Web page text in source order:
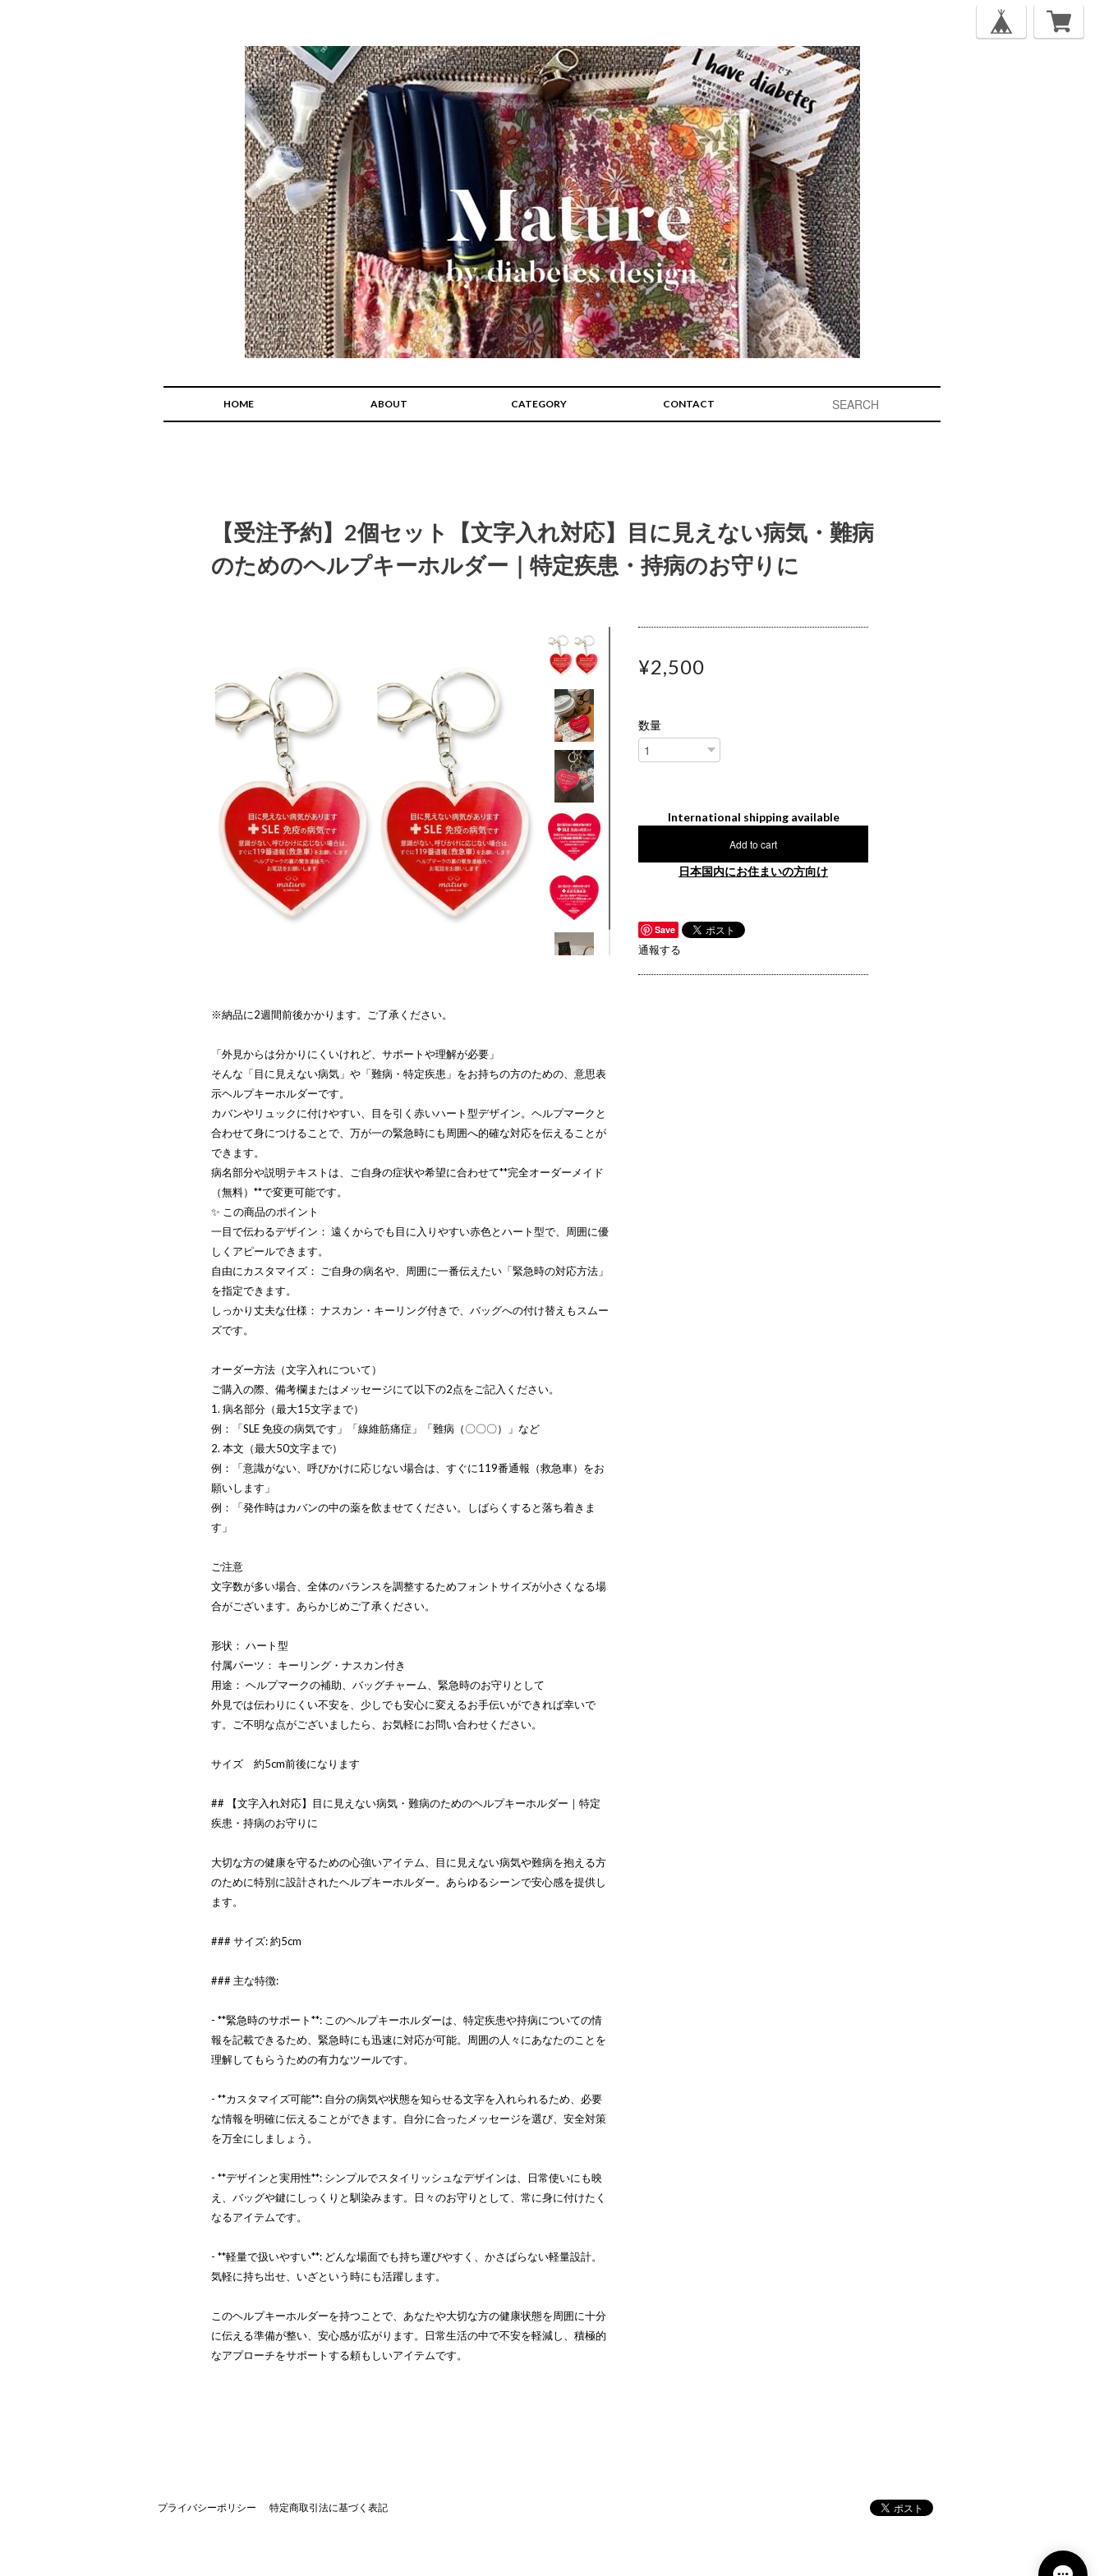
HOME ABOUT CATEGORY CONTACT
【受注予約】2個セット【文字入れ対応】目に見えない病気・難病
のためのヘルプキーホルダー｜特定疾患・持病のお守りに
※納品に2週間前後かかります。ご了承ください。
「外見からは分かりにくいけれど、サポートや理解が必要」
そんな「目に見えない病気」や「難病・特定疾患」をお持ちの方のための、意思表
示ヘルプキーホルダーです。
カバンやリュックに付けやすい、目を引く赤いハート型デザイン。ヘルプマークと
合わせて身につけることで、万が一の緊急時にも周囲へ的確な対応を伝えることが
できます。
病名部分や説明テキストは、ご自身の症状や希望に合わせて**完全オーダーメイド
（無料）**で変更可能です。
✨ この商品のポイント
一目で伝わるデザイン： 遠くからでも目に入りやすい赤色とハート型で、周囲に優
しくアピールできます。
自由にカスタマイズ： ご自身の病名や、周囲に一番伝えたい「緊急時の対応方法」
を指定できます。
しっかり丈夫な仕様： ナスカン・キーリング付きで、バッグへの付け替えもスムー
ズです。
オーダー方法（文字入れについて）
ご購入の際、備考欄またはメッセージにて以下の2点をご記入ください。
1. 病名部分（最大15文字まで）
例：「SLE 免疫の病気です」「線維筋痛症」「難病（〇〇〇）」など
2. 本文（最大50文字まで）
例：「意識がない、呼びかけに応じない場合は、すぐに119番通報（救急車）をお
願いします」
例：「発作時はカバンの中の薬を飲ませてください。しばらくすると落ち着きま
す」
ご注意
文字数が多い場合、全体のバランスを調整するためフォントサイズが小さくなる場
合がございます。あらかじめご了承ください。
形状： ハート型
付属パーツ： キーリング・ナスカン付き
用途： ヘルプマークの補助、バッグチャーム、緊急時のお守りとして
外見では伝わりにくい不安を、少しでも安心に変えるお手伝いができれば幸いで
す。ご不明な点がございましたら、お気軽にお問い合わせください。
サイズ 約5cm前後になります
## 【文字入れ対応】目に見えない病気・難病のためのヘルプキーホルダー｜特定
疾患・持病のお守りに
大切な方の健康を守るための心強いアイテム、目に見えない病気や難病を抱える方
のために特別に設計されたヘルプキーホルダー。あらゆるシーンで安心感を提供し
ます。
### サイズ: 約5cm
### 主な特徴:
- **緊急時のサポート**: このヘルプキーホルダーは、特定疾患や持病についての情
報を記載できるため、緊急時にも迅速に対応が可能。周囲の人々にあなたのことを
理解してもらうための有力なツールです。
- **カスタマイズ可能**: 自分の病気や状態を知らせる文字を入れられるため、必要
な情報を明確に伝えることができます。自分に合ったメッセージを選び、安全対策
を万全にしましょう。
- **デザインと実用性**: シンプルでスタイリッシュなデザインは、日常使いにも映
え、バッグや鍵にしっくりと馴染みます。日々のお守りとして、常に身に付けたく
なるアイテムです。
- **軽量で扱いやすい**: どんな場面でも持ち運びやすく、かさばらない軽量設計。
気軽に持ち出せ、いざという時にも活躍します。
このヘルプキーホルダーを持つことで、あなたや大切な方の健康状態を周囲に十分
に伝える準備が整い、安心感が広がります。日常生活の中で不安を軽減し、積極的
なアプローチをサポートする頼もしいアイテムです。
¥2,500
数量
International shipping available
Add to cart
日本国内にお住まいの方向け
Save
通報する
プライバシーポリシー 特定商取引法に基づく表記